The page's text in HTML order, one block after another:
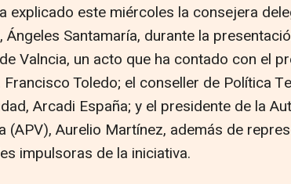
explicado este miércoles la consejera
Ángeles Santamaría, durante la
Valncia, un acto que ha contado con el
Francisco Toledo; el conseller de Política
Arcadi España; y el presidente de la
(APV), Aurelio Martínez, además de
impulsoras de la iniciativa.